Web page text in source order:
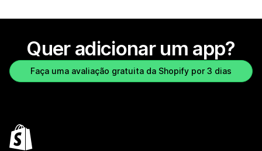
Quer adicionar um app?
Faça uma avaliação gratuita da Shopify por 3 dias